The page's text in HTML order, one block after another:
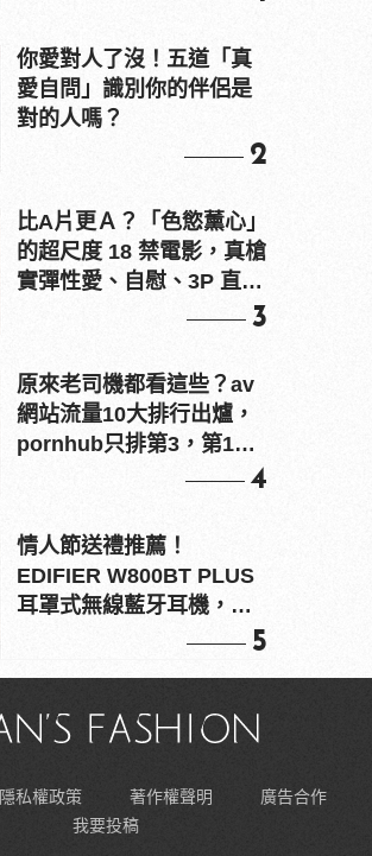
你愛對人了沒！五道「真
愛自問」識別你的伴侶是
對的人嗎？
2
比A片更Ａ？「色慾薰心」
的超尺度 18 禁電影，真槍
實彈性愛、自慰、3P 直接
3
原來老司機都看這些？av
網站流量10大排行出爐，
pornhub只排第3，第1名
4
情人節送禮推薦！
EDIFIER W800BT PLUS
耳罩式無線藍牙耳機，在
5
隱私權政策 著作權聲明
廣告合作
我要投稿